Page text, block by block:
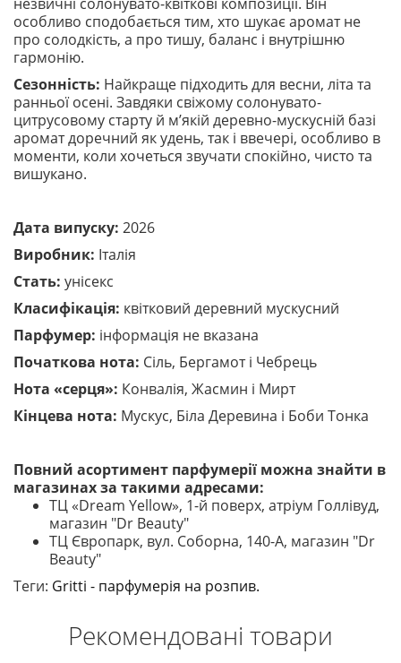
особливо сподобається тим, хто шукає аромат не
про солодкість, а про тишу, баланс і внутрішню
гармонію.
Сезонність: Найкраще підходить для весни, літа та
ранньої осені. Завдяки свіжому солонувато-
цитрусовому старту й м’якій деревно-мускусній базі
аромат доречний як удень, так і ввечері, особливо в
моменти, коли хочеться звучати спокійно, чисто та
вишукано.
Дата випуску: 2026
Виробник: Італія
Стать: унісекс
Класифікація: квітковий деревний мускусний
Парфумер: інформація не вказана
Початкова нота: Сіль, Бергамот і Чебрець
Нота «серця»: Конвалія, Жасмин і Мирт
Кінцева нота: Мускус, Біла Деревина і Боби Тонка
Повний асортимент парфумерії можна знайти в
магазинах за такими адресами:
ТЦ «Dream Yellow», 1-й поверх, атріум Голлівуд,
магазин "Dr Beauty"
ТЦ Європарк, вул. Соборна, 140-A, магазин "Dr
Beauty"
Теги: Gritti - парфумерія на розпив.
Рекомендовані товари